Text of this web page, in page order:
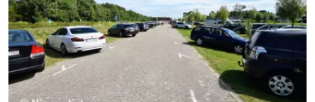
Résidence
Cadzand-
Bad
Resort
Nieuwvliet-
Bad
-
Schoneveld
-
Strand
-